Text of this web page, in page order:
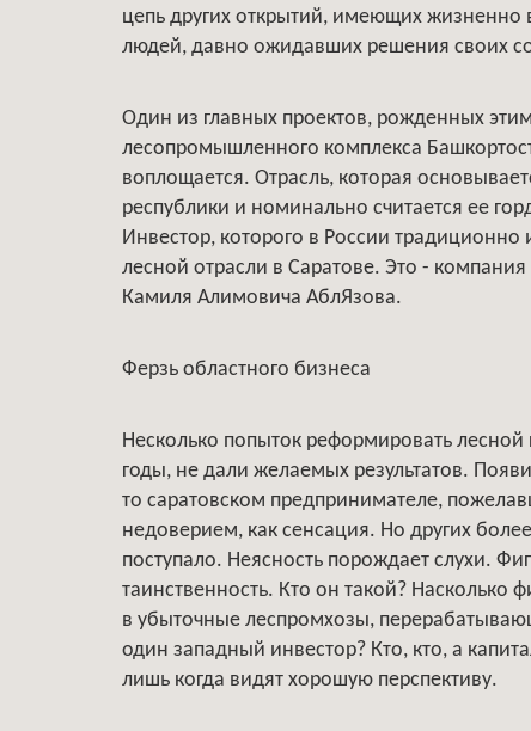
цепь других открытий, имеющих
людей, давно ожидавших решения своих
Один из главных проектов, рожденных
лесопромышленного комплекса
воплощается. Отрасль, которая
республики и номинально считается ее
Инвестор, которого в России
лесной отрасли в Саратове. Это -
Камиля Алимовича АблЯзова.
Ферзь областного бизнеса
Несколько попыток реформировать
годы, не дали желаемых результатов.
то саратовском предпринимателе,
недоверием, как сенсация. Но других
поступало. Неясность порождает слухи.
таинственность. Кто он такой? Насколько
в убыточные леспромхозы,
один западный инвестор? Кто, кто, а
лишь когда видят хорошую перспективу.